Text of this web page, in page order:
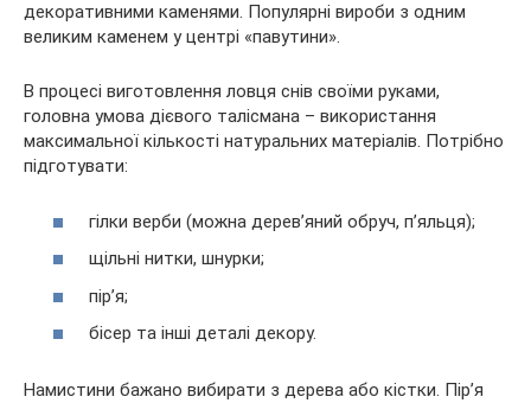
декоративними каменями. Популярні вироби з одним
великим каменем у центрі «павутини».
В процесі виготовлення ловця снів своїми руками,
головна умова дієвого талісмана – використання
максимальної кількості натуральних матеріалів. Потрібно
підготувати:
гілки верби (можна дерев’яний обруч, п’яльця);
щільні нитки, шнурки;
пір’я;
бісер та інші деталі декору.
Намистини бажано вибирати з дерева або кістки. Пір’я